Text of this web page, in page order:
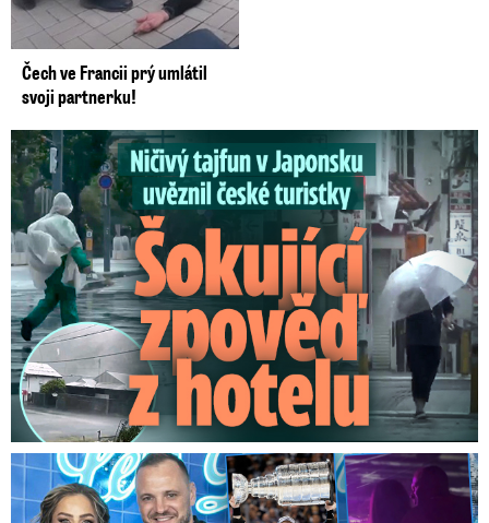
Čech ve Francii prý umlátil
svoji partnerku!
Ničivý tajfun uvěznil české turistky: Šokující zpověď
Na Gáboríka se sypou obvinění z nevěry: Reakce manželky!